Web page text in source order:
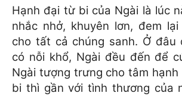
Hạnh đại từ bi của Ngài là lúc
nhắc nhở, khuyên lơn, đem
cho tất cả chúng sanh. Ở đâu
có nỗi khổ, Ngài đều đến để
Ngài tượng trưng cho tâm
bi thì gần với tình thương của